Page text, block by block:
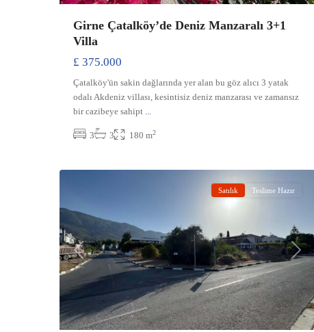
Girne Çatalköy’de Deniz Manzaralı 3+1
Villa
£ 375.000
Çatalköy'ün sakin dağlarında yer alan bu göz alıcı 3 yatak
odalı Akdeniz villası, kesintisiz deniz manzarası ve zamansız
bir cazibeye sahipt
3 3 180 m2
Ozanköy
Previous Next
Satılık Teslime Hazır